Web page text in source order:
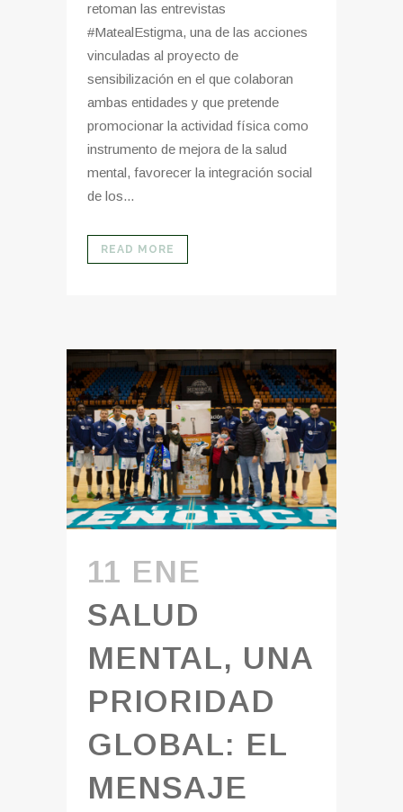
retoman las entrevistas
#MatealEstigma, una de las acciones
vinculadas al proyecto de
sensibilización en el que colaboran
ambas entidades y que pretende
promocionar la actividad física como
instrumento de mejora de la salud
mental, favorecer la integración social
de los...
READ MORE
11 ENE
SALUD
MENTAL, UNA
PRIORIDAD
GLOBAL: EL
MENSAJE